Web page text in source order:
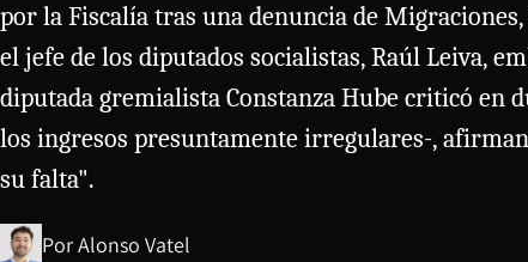
por la Fiscalía tras una denuncia de
el jefe de los diputados socialistas, Raúl Leiva,
diputada gremialista Constanza Hube criticó en
los ingresos presuntamente irregulares-,
su falta".
PorAlonso Vatel